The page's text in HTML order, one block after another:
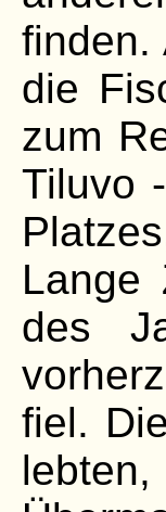
finden.
die
zum
Tiluvo
Lange
des
fiel.